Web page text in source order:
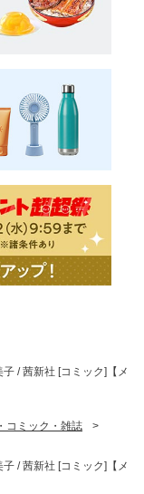
/ 茜新社 [コミック]【メ
コミック・雑誌
>
/ 茜新社 [コミック]【メ